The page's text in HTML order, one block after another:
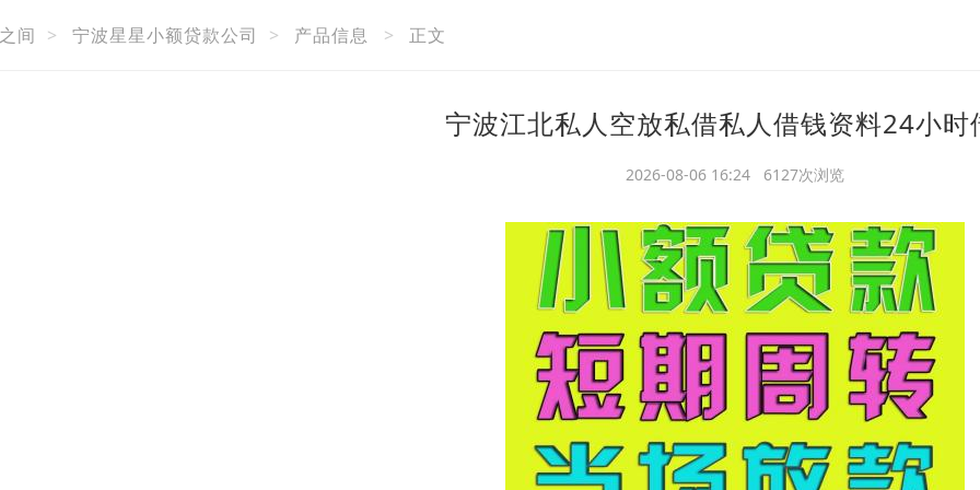
间 > 宁波星星小额贷款公司 > 产品信息 > 正文
宁波江北私人空放私借私人借钱资料24小时
2026-08-06 16:24 6127次浏览